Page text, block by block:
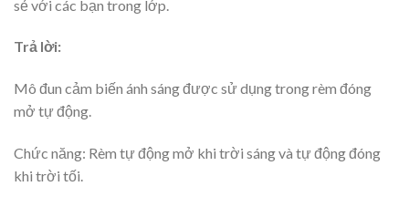
sẻ với các bạn trong lớp.
Trả lời:
Mô đun cảm biến ánh sáng được sử dụng trong rèm đóng
mở tự động.
Chức năng: Rèm tự động mở khi trời sáng và tự động đóng
khi trời tối.